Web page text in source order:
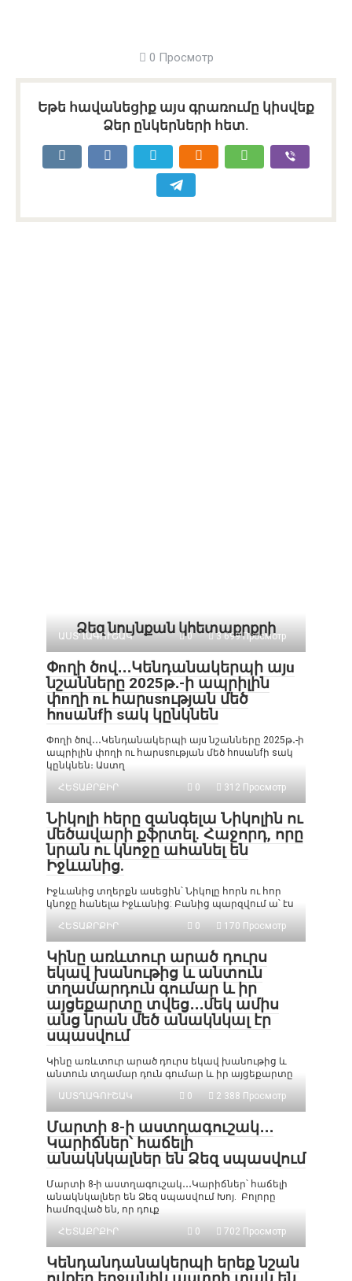
0 Просмотр
Եթե հավանեցիք այս գրառումը կիսվեք
Ձեր ընկերների հետ.
Ձեզ նույնքան կհետաքրքրի
ԱՍՏՂԱԳՈՒՇԱԿ 0 3 699 Просмотр
Փnղի ծnվ․․․Կենդանակերպի այu
նշանները 2025թ․-ի ապրիլին
փnղի nւ հարusnւթյան մեծ
հnuանfի sակ կընկնեն
Փnղի ծnվ․․․Կենդանակերպի այu նշանները 2025թ․-ի
ապրիլին փnղի nւ հարusnւթյան մեծ հnuանfի sակ
կընկնեն։ Աստղ
ՀԵՏԱՔՐՔԻՐ
0 312 Просмотр
Նիկոլի հերը զանգելա Նիկոլին ու
մեծավարի քֆրտել. Հաջորդ, որը
նրան ու կնոջը ահանել են
Իջևանից.
Իջևանից տղերքն ասեցին՝ Նիկոլը հորն ու հոր
կնոջը հանելա Իջևանից: Բանից պարզվում ա՝ էս
ՀԵՏԱՔՐՔԻՐ
0 170 Просмотр
Կինը առևտուր արած դուրս
եկավ խանութից և անտուն
տղամարդուն գումար և իր
այցեքարտը տվեց․․․մեկ ամիս
անց նրան մեծ անակնկալ էր
սպասվում
Կինը առևտուր արած դուրս եկավ խանութից և
անտուն տղամար դուն գումար և իր այցեքարտը
ԱՍՏՂԱԳՈՒՇԱԿ
0 2 388 Просмотр
Մարտի 8-ի աստղագուշակ․․․
Կարիճներ՝ հաճելի
անակնկալներ են Ձեզ սպասվում
Մարտի 8-ի աստղագուշակ․․․Կարիճներ՝ հաճելի
անակնկալներ են Ձեզ սպասվում Խոյ. Բոլորը
համոզված են, որ դուք
ՀԵՏԱՔՐՔԻՐ
0 702 Просмотр
Կենդանդանակերպի երեք նշան